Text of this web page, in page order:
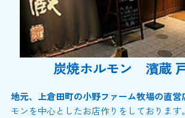
炭焼ホルモン 濱蔵
地元、上倉田町の小野ファーム牧場の直営
モンを中心としたお店作りをしております。